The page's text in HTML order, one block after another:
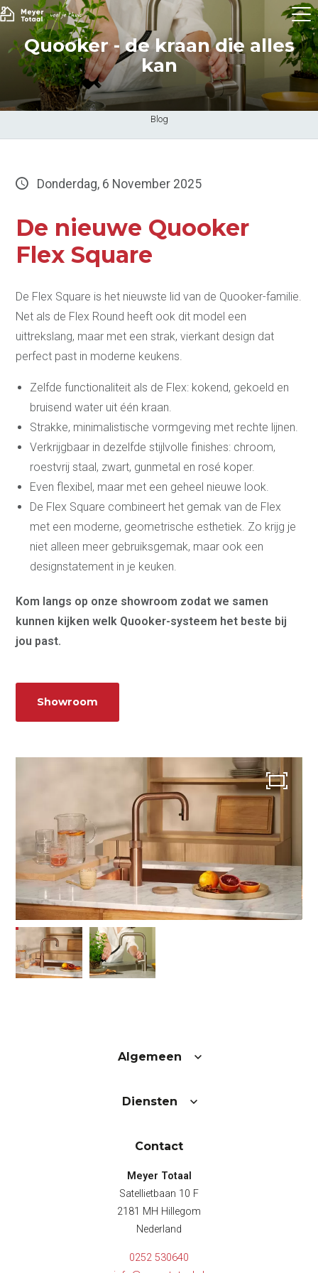
Afspraak maken
Blog
Projecten
Referenties
Keukens
Toekomstklaar
Adviesgesprek
Ontdek onze showroom
Vacatures
Contact
Quooker - de kraan die alles
kan
Blog
Donderdag, 6 November 2025
De nieuwe Quooker
Flex Square
De Flex Square is het nieuwste lid van de Quooker-familie.
Net als de Flex Round heeft ook dit model een
uittrekslang, maar met een strak, vierkant design dat
perfect past in moderne keukens.
Zelfde functionaliteit als de Flex: kokend, gekoeld en
bruisend water uit één kraan.
Strakke, minimalistische vormgeving met rechte lijnen.
Verkrijgbaar in dezelfde stijlvolle finishes: chroom,
roestvrij staal, zwart, gunmetal en rosé koper.
Even flexibel, maar met een geheel nieuwe look.
De Flex Square combineert het gemak van de Flex
met een moderne, geometrische esthetiek. Zo krijg je
niet alleen meer gebruiksgemak, maar ook een
designstatement in je keuken.
Kom langs op onze showroom zodat we samen
kunnen kijken welk Quooker-systeem het beste bij
jou past.
Showroom
Algemeen
Diensten
Contact
Meyer Totaal
Satellietbaan 10 F
2181 MH Hillegom
Nederland
0252 530640